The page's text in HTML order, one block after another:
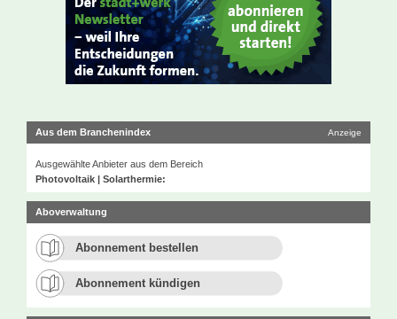
Aus dem Branchenindex Anzeige
Ausgewählte Anbieter aus dem Bereich
Photovoltaik | Solarthermie:
Aboverwaltung
Abonnement bestellen
Abonnement kündigen